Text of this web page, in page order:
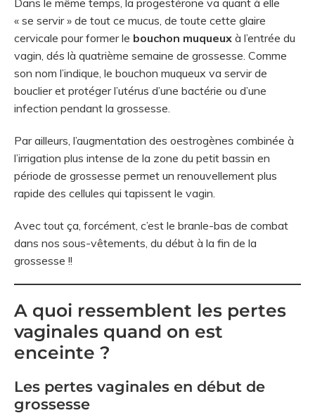
« se servir » de tout ce mucus, de toute cette glaire
cervicale pour former le bouchon muqueux à l’entrée du
vagin, dés là quatrième semaine de grossesse. Comme
son nom l’indique, le bouchon muqueux va servir de
bouclier et protéger l’utérus d’une bactérie ou d’une
infection pendant la grossesse.
Par ailleurs, l’augmentation des oestrogènes combinée à
l’irrigation plus intense de la zone du petit bassin en
période de grossesse permet un renouvellement plus
rapide des cellules qui tapissent le vagin.
Avec tout ça, forcément, c’est le branle-bas de combat
dans nos sous-vêtements, du début à la fin de la
grossesse !!
A quoi ressemblent les pertes
vaginales quand on est
enceinte ?
Les pertes vaginales en début de
grossesse